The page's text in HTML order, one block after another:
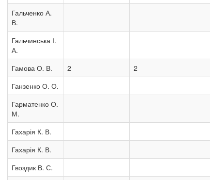
Гальченко А.
В.
Гальчинська І.
А.
Гамова О. В.
2
2
Ганзенко О. О.
Гарматенко О.
М.
Гахарія К. В.
Гахарія К. В.
Гвоздик В. С.